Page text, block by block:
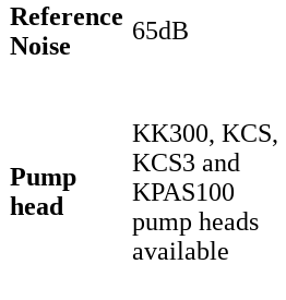
Reference
Noise
65dB
Pump
head
KK300, KCS,
KCS3 and
KPAS100
pump heads
available